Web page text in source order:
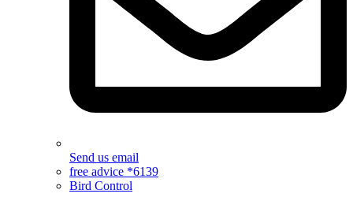
Send us email
free advice *6139
Bird Control